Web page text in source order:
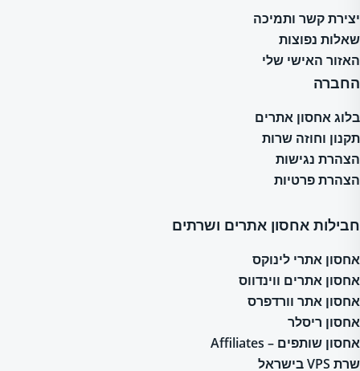
יצירת קשר ותמיכה
שאלות נפוצות
האזור האישי שלי
החברה
בלוג אחסון אתרים
תקנון וחוזה שרות
הצהרת נגישות
הצהרת פרטיות
חבילות אחסון אתרים ושרתים
אחסון אתרי לינוקס
אחסון אתרים ווינדווס
אחסון אתר וורדפרס
אחסון ריסלר
אחסון שותפים – Affiliates
שרת VPS בישראל